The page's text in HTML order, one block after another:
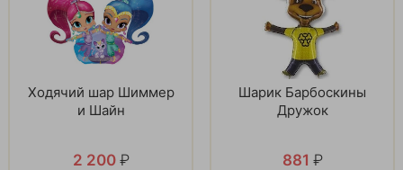
Ходячий шар Шиммер
и Шайн
2 200 ₽
Шарик Барбоскины
Дружок
881 ₽